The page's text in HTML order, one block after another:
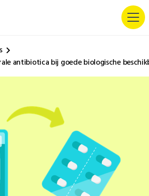
antibiotica bij goede biologische